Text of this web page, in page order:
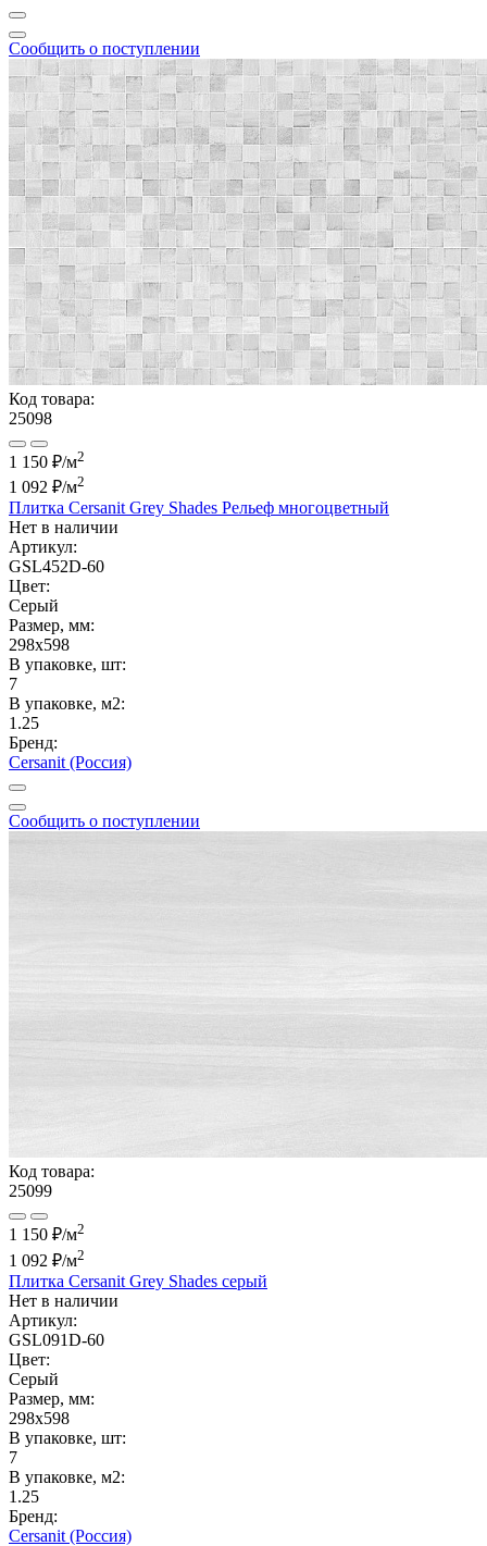
Сообщить о поступлении
Код товара:
25098
1 150 ₽/м2
1 092 ₽/м2
Плитка Cersanit Grey Shades Рельеф многоцветный
Нет в наличии
Артикул:
GSL452D-60
Цвет:
Серый
Размер, мм:
298x598
В упаковке, шт:
7
В упаковке, м2:
1.25
Бренд:
Cersanit (Россия)
Сообщить о поступлении
Код товара:
25099
1 150 ₽/м2
1 092 ₽/м2
Плитка Cersanit Grey Shades серый
Нет в наличии
Артикул:
GSL091D-60
Цвет:
Серый
Размер, мм:
298x598
В упаковке, шт:
7
В упаковке, м2:
1.25
Бренд:
Cersanit (Россия)